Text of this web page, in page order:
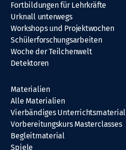
Fortbildungen für Lehrkräfte
Urknall unterwegs
Workshops und Projektwochen
Schülerforschungsarbeiten
Woche der Teilchenwelt
Detektoren
Materialien
Alle Materialien
Vierbändiges Unterrichtsmaterial
Vorbereitungskurs Masterclasses
Begleitmaterial
Spiele